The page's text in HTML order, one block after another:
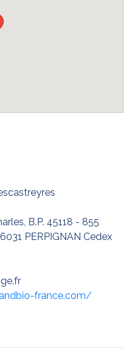
B.P. 45118 - 855
PERPIGNAN Cedex
france.com/